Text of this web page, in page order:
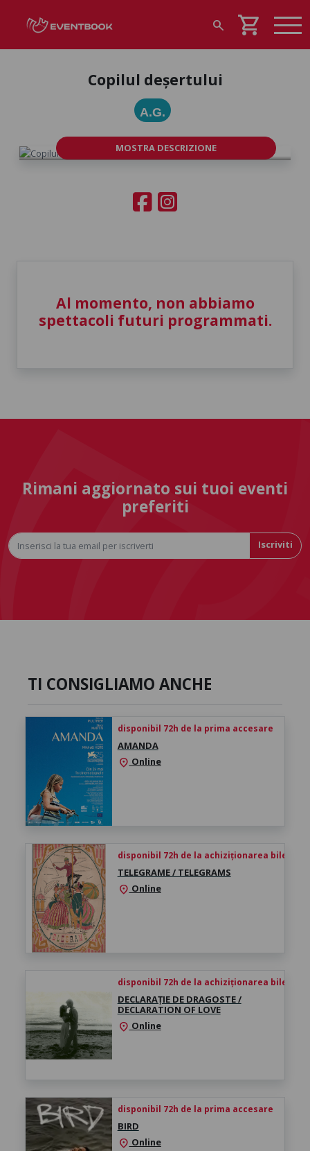
search shopping_cart
Copilul deșertului
A.G.
MOSTRA DESCRIZIONE
Al momento, non abbiamo
spettacoli futuri programmati.
Rimani aggiornato sui tuoi eventi
preferiti
Iscriviti
TI CONSIGLIAMO ANCHE
disponibil 72h de la prima accesare
AMANDA
location_on Online
disponibil 72h de la achiziționarea biletului
TELEGRAME / TELEGRAMS
location_on Online
disponibil 72h de la achiziționarea biletului
DECLARAȚIE DE DRAGOSTE /
DECLARATION OF LOVE
location_on Online
disponibil 72h de la prima accesare
BIRD
location_on Online